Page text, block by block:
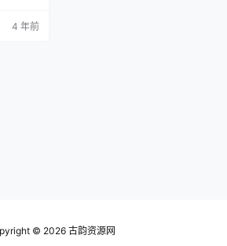
https://
4 年前
© 2026 古韵资源网